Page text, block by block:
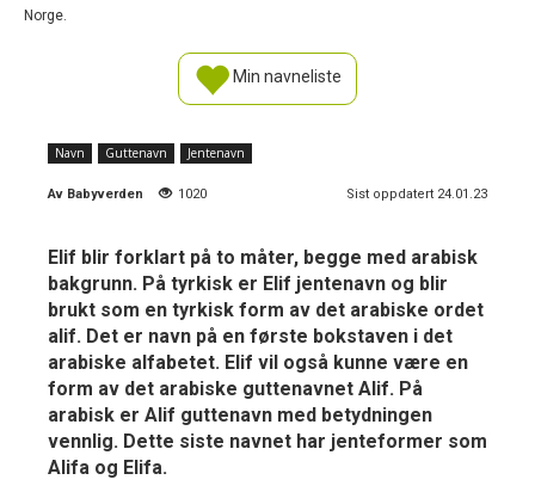
Norge.
Min navneliste
Navn Guttenavn Jentenavn
Av Babyverden 1020 Sist oppdatert 24.01.23
Elif blir forklart på to måter, begge med arabisk
bakgrunn. På tyrkisk er Elif jentenavn og blir
brukt som en tyrkisk form av det arabiske ordet
alif. Det er navn på en første bokstaven i det
arabiske alfabetet. Elif vil også kunne være en
form av det arabiske guttenavnet Alif. På
arabisk er Alif guttenavn med betydningen
vennlig. Dette siste navnet har jenteformer som
Alifa og Elifa.